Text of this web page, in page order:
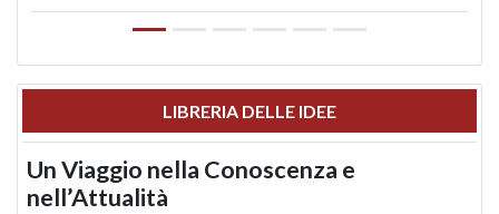
LIBRERIA DELLE IDEE
Un Viaggio nella Conoscenza e
nell’Attualità